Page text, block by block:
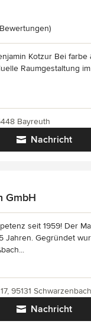
5 von 5
Kotzur Bei
Raumgestaltung
Nachricht
Bayreuth
GmbH
seit 1959! Der
Jahren. Gegründet
Nachricht
95131